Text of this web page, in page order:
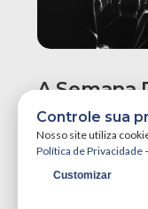
A Semana
Pessoa
Maiores
Ano!
A Semana do
Controle sua
Nosso site utiliza
Política de Privacidade
Customizar